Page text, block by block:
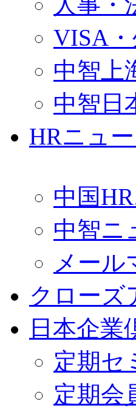
VISA
中智上
中智日
HRニュ
中国
中智ニ
メール
クローズ
日本企業
定期セ
定期会